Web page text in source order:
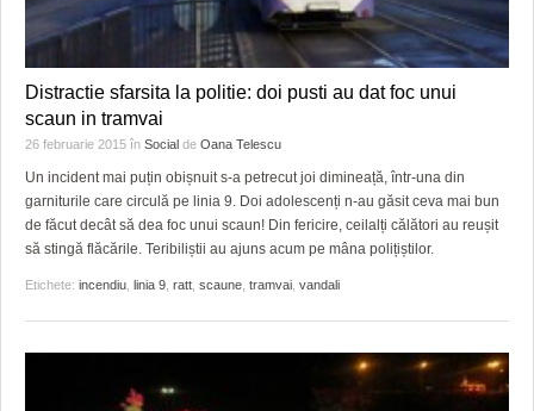
Distractie sfarsita la politie: doi pusti au dat foc unui
scaun in tramvai
26 februarie 2015 în Social de Oana Telescu
Un incident mai puțin obișnuit s-a petrecut joi dimineață, într-una din
garniturile care circulă pe linia 9. Doi adolescenți n-au găsit ceva mai bun
de făcut decât să dea foc unui scaun! Din fericire, ceilalți călători au reușit
să stingă flăcările. Teribiliștii au ajuns acum pe mâna polițiștilor.
Etichete: incendiu, linia 9, ratt, scaune, tramvai, vandali